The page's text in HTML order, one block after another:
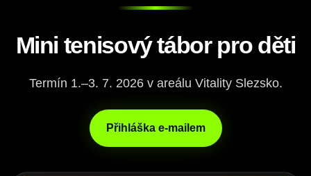
Mini tenisový tábor pro děti
Termín 1.–3. 7. 2026 v areálu Vitality Slezsko.
Přihláška e-mailem